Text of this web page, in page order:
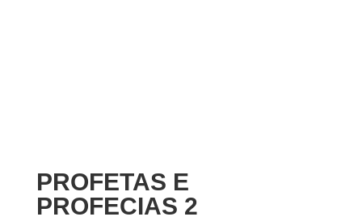
PROFETAS E
PROFECIAS 2